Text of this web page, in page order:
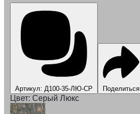
Артикул: Д100-35-ЛЮ-СР Поделиться
Цвет: Серый Люкс